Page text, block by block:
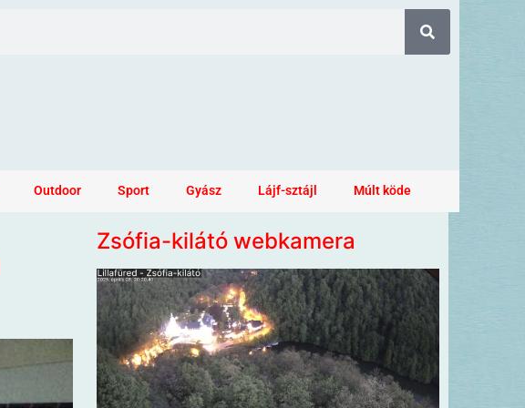
Outdoor Sport Gyász Lájf-sztájl Múlt köde
Zsófia-kilátó webkamera